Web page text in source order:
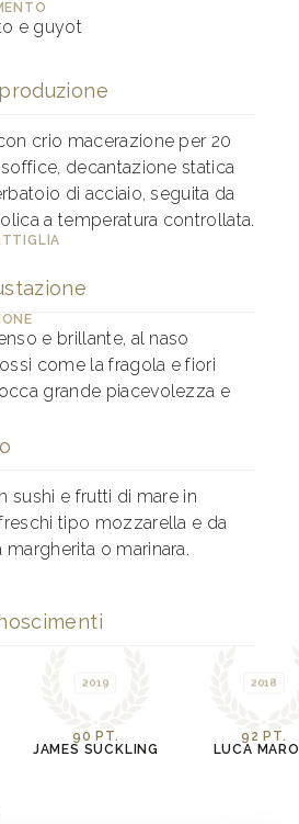
e guyot
crio macerazione per 20
decantazione statica
di acciaio, seguita da
a temperatura controllata.
e brillante, al naso
come la fragola e fiori
grande piacevolezza e
sushi e frutti di mare in
tipo mozzarella e da
o marinara.
2019
90 PT.
JAMES SUCKLING
2018
92 PT.
LUCA